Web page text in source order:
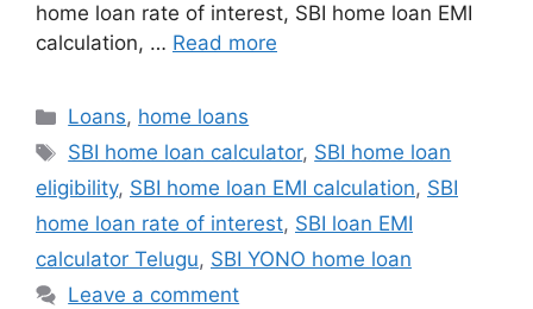
home loan rate of interest, SBI home loan EMI
calculation, … Read more
Categories
Loans, home loans
Tags
SBI home loan calculator, SBI home loan
eligibility, SBI home loan EMI calculation, SBI
home loan rate of interest, SBI loan EMI
calculator Telugu, SBI YONO home loan
Leave a comment